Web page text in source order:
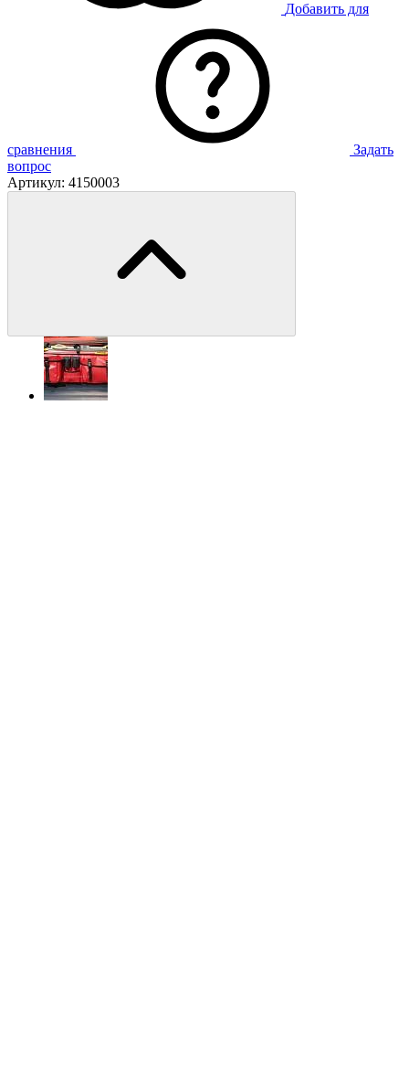
Добавить для
сравнения
Задать
вопрос
Артикул: 4150003